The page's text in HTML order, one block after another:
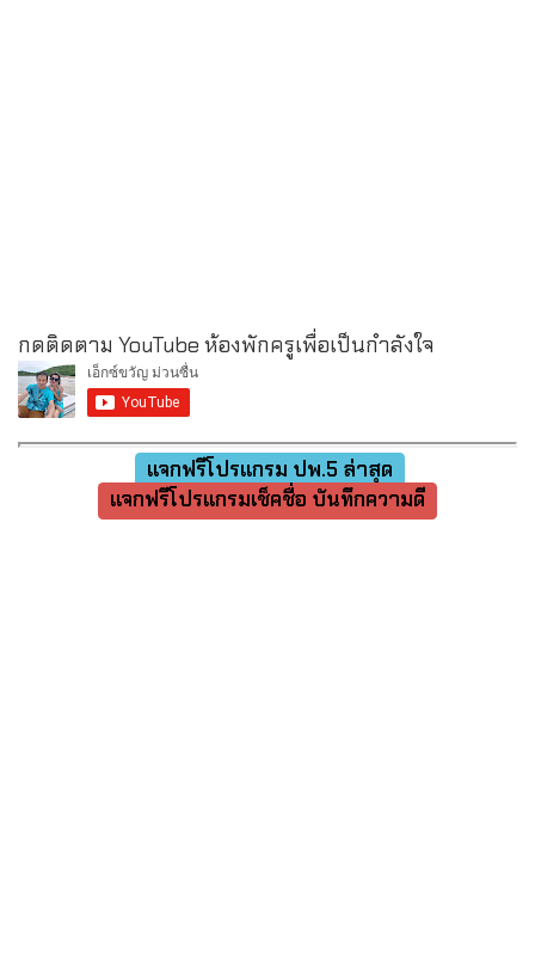
กดติดตาม YouTube ห้องพักครูเพื่อเป็นกำลังใจ
แจกฟรีโปรแกรม ปพ.5 ล่าสุด
แจกฟรีโปรแกรมเช็คชื่อ บันทึกความดี